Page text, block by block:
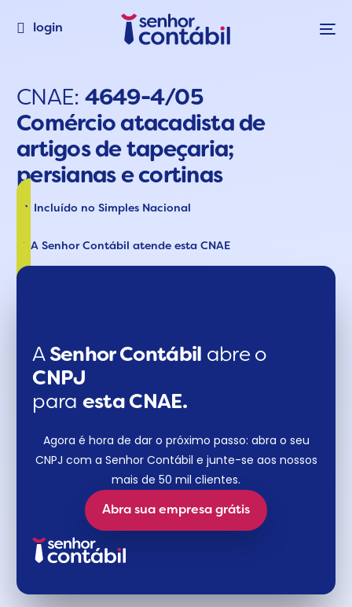
login
CNAE: 4649-4/05
Comércio atacadista de
artigos de tapeçaria;
persianas e cortinas
Incluído no Simples Nacional
A Senhor Contábil atende esta CNAE
A Senhor Contábil abre o
CNPJ
para esta CNAE.
Agora é hora de dar o próximo passo: abra o seu
CNPJ com a Senhor Contábil e junte-se aos nossos
mais de 50 mil clientes.
Abra sua empresa grátis